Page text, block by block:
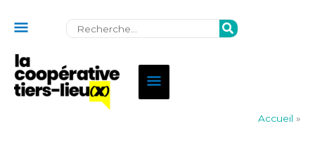
Rechercher:
de
l'en-
Menu
principal
Accueil »